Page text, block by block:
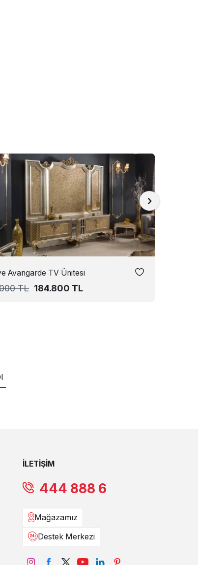
Avangarde TV Ünitesi
TL 184.800 TL
İLETİŞİM
444 888 6
Mağazamız
Destek Merkezi